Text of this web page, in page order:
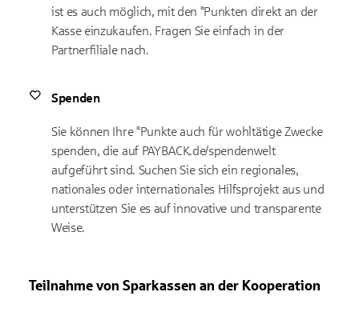
ist es auch möglich, mit den °Punkten direkt an der
Kasse einzukaufen. Fragen Sie einfach in der
Partnerfiliale nach.
Spenden
Sie können Ihre °Punkte auch für wohltätige Zwecke
spenden, die auf PAYBACK.de/spendenwelt
aufgeführt sind. Suchen Sie sich ein regionales,
nationales oder internationales Hilfsprojekt aus und
unterstützen Sie es auf innovative und transparente
Weise.
Teilnahme von Sparkassen an der Kooperation